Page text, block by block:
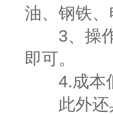
油、钢铁
3、操作
即可。
4.成本低
此外还具